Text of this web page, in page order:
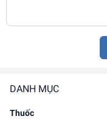
DANH MỤC
Thuốc